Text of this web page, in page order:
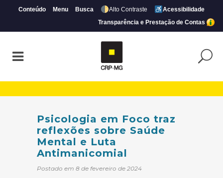
Conteúdo Menu Busca Alto Contraste
Acessibilidade
Transparência e Prestação de Contas
Psicologia em Foco traz
reflexões sobre Saúde
Mental e Luta
Antimanicomial
Postado em 8 de fevereiro de 2024